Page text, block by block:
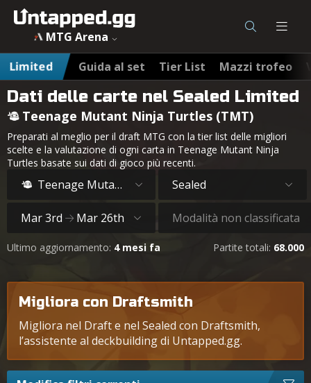
MTG Arena
Limited
Guida al set Tier List Mazzi trofeo
Dati delle carte nel Sealed Limited
Teenage Mutant Ninja Turtles (TMT)
Preparati al meglio per il draft MTG con la tier list delle migliori
scelte e la valutazione di ogni carta in Teenage Mutant Ninja
Turtles basate sui dati di gioco più recenti.
Teenage Mutant Ninja Turtles Sealed
Mar 3rd Mar 26th Modalità non classificata
Ultimo aggiornamento: 4 mesi fa Partite totali: 68.000
Migliora con Draftsmith
Migliora nel Draft e nel Sealed con Draftsmith,
l’assistente al deckbuilding di Untapped.gg.